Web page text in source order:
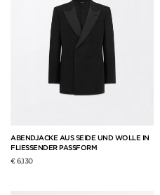
ABENDJACKE AUS SEIDE UND WOLLE IN
FLIESSENDER PASSFORM
€ 6,130